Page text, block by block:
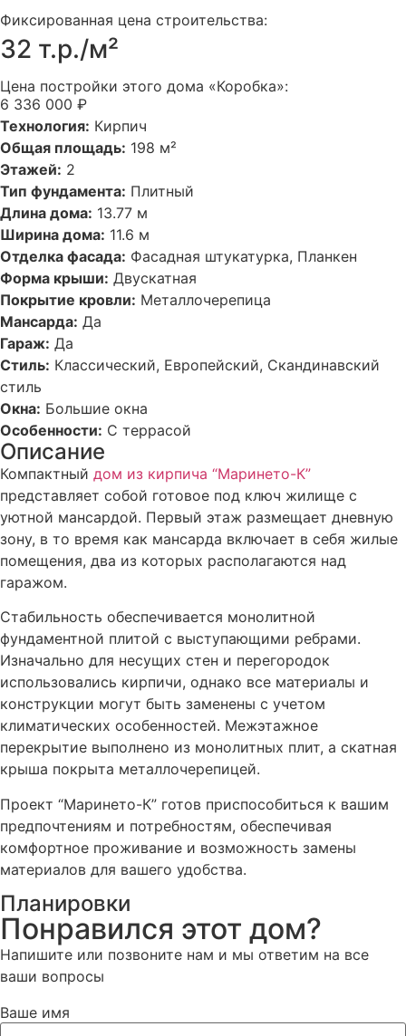
Фиксированная цена строительства:
32 т.р./м²
Цена постройки этого дома «Коробка»:
6 336 000 ₽
Технология: Кирпич
Общая площадь: 198 м²
Этажей: 2
Тип фундамента: Плитный
Длина дома: 13.77 м
Ширина дома: 11.6 м
Отделка фасада: Фасадная штукатурка, Планкен
Форма крыши: Двускатная
Покрытие кровли: Металлочерепица
Мансарда: Да
Гараж: Да
Стиль: Классический, Европейский, Скандинавский
стиль
Окна: Большие окна
Особенности: С террасой
Описание
Компактный дом из кирпича “Маринето-К”
представляет собой готовое под ключ жилище с
уютной мансардой. Первый этаж размещает дневную
зону, в то время как мансарда включает в себя жилые
помещения, два из которых располагаются над
гаражом.
Стабильность обеспечивается монолитной
фундаментной плитой с выступающими ребрами.
Изначально для несущих стен и перегородок
использовались кирпичи, однако все материалы и
конструкции могут быть заменены с учетом
климатических особенностей. Межэтажное
перекрытие выполнено из монолитных плит, а скатная
крыша покрыта металлочерепицей.
Проект “Маринето-К” готов приспособиться к вашим
предпочтениям и потребностям, обеспечивая
комфортное проживание и возможность замены
материалов для вашего удобства.
Планировки
Понравился этот дом?
Напишите или позвоните нам и мы ответим на все
ваши вопросы
Ваше имя